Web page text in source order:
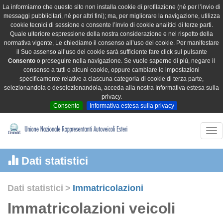
La informiamo che questo sito non installa cookie di profilazione (né per l’invio di
messaggi pubblicitari, né per altri fini); ma, per migliorare la navigazione, utilizza
cookie tecnici di sessione e consente l’invio di cookie analitici di terze parti.
Quale ulteriore espressione della nostra considerazione e nel rispetto della
normativa vigente, Le chiediamo il consenso all’uso dei cookie. Per manifestare
il Suo assenso all’uso dei cookie sarà sufficiente fare click sul pulsante
Consento o proseguire nella navigazione. Se vuole saperne di più, negare il
consenso a tutti o alcuni cookie, oppure cambiare le impostazioni
specificamente relative a ciascuna categoria di cookie di terza parte,
selezionandola o deselezionandola, acceda alla nostra Informativa estesa sulla
privacy.
Consento
Informativa estesa sulla privacy
Dati statistici
Dati statistici > Immatricolazioni
Immatricolazioni veicoli